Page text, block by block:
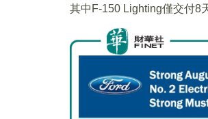
其中F-150 Lighting僅交付8